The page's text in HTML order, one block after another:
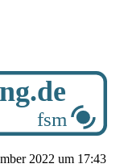
2022 um 17:43